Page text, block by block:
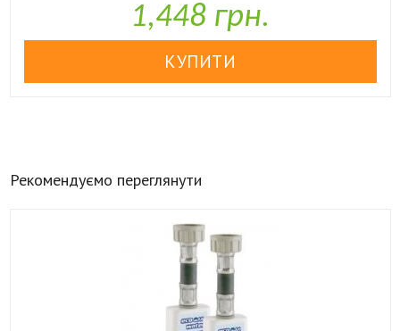
1,448 грн.
Рекомендуємо переглянути